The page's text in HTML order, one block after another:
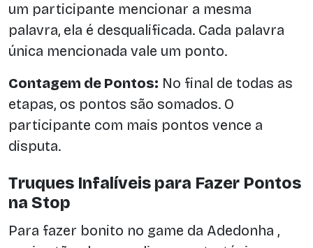
um participante mencionar a mesma
palavra, ela é desqualificada. Cada palavra
única mencionada vale um ponto.
Contagem de Pontos: No final de todas as
etapas, os pontos são somados. O
participante com mais pontos vence a
disputa.
Truques Infalíveis para Fazer Pontos
na Stop
Para fazer bonito no game da Adedonha ,